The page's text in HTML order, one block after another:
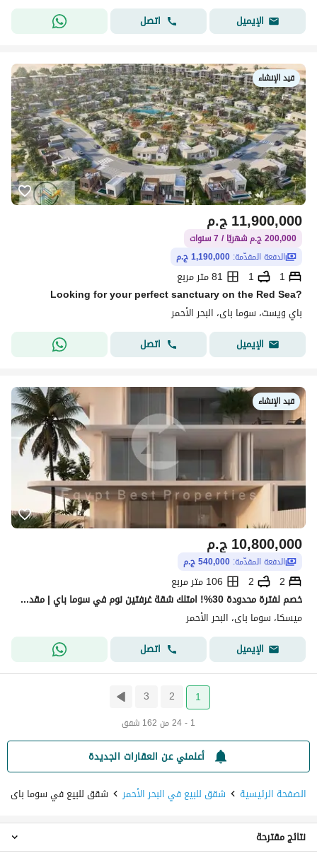
الإيميل
اتصل
قيد الإنشاء
ج.م11,900,000
200,000 ج.م شهريًا / 7 سنوات
الدفعة المقدّمة: 1,190,000 ج.م
1
1
81 متر مربع
Looking for your perfect sanctuary on the Red Sea?
باي ويست، سوما باى، البحر الأحمر
الإيميل
اتصل
قيد الإنشاء
ج.م10,800,000
الدفعة المقدّمة: 540,000 ج.م
2
2
106 متر مربع
خصم لفترة محدودة 30%! امتلك شقة غرفتين نوم في سوما باي | مقدم 5% فقط وتقسيط حتى 5 سنوات
ميسكا، سوما باى، البحر الأحمر
الإيميل
اتصل
1
2
3
1 - 24 من 162 شقق
أعلمني عن العقارات الجديدة
الصفحة الرئيسية
شقق للبيع في البحر الأحمر شقق للبيع في سوما باى
نتائج مقترحة